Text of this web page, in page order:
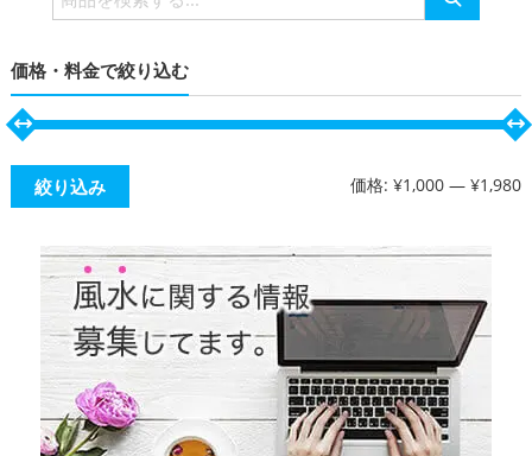
索
象:
価格・料金で絞り込む
絞り込み 価格:¥1,000 —¥1,980